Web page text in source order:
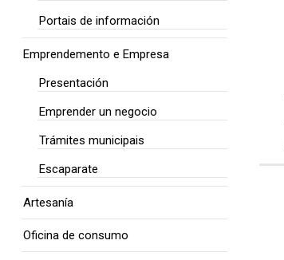
Portais de información
Emprendemento e Empresa
Presentación
Emprender un negocio
Trámites municipais
Escaparate
Artesanía
Oficina de consumo